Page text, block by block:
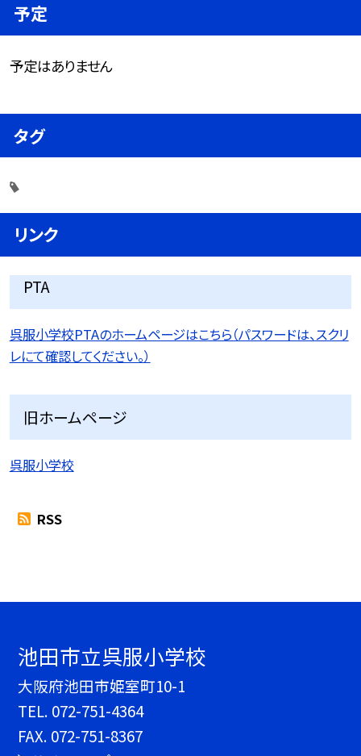
予定
予定はありません
タグ
リンク
PTA
呉服小学校PTAのホームページはこちら（パスワードは、スクリ
レにて確認してください。）
旧ホームページ
呉服小学校
RSS
池田市立呉服小学校
大阪府池田市姫室町10-1
TEL. 072-751-4364
FAX. 072-751-8367